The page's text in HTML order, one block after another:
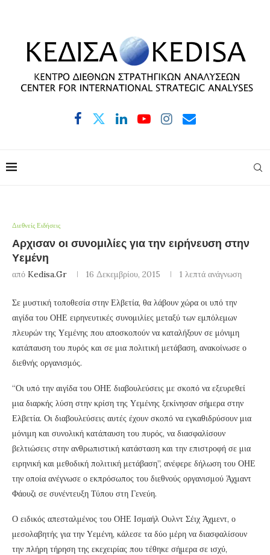
Διεθνείς Ειδήσεις
Αρχισαν οι συνομιλίες για την ειρήνευση στην
Υεμένη
από Kedisa.gr 16 Δεκεμβρίου, 2015 1 λεπτά ανάγνωση
Σε μυστική τοποθεσία στην Ελβετία, θα λάβουν χώρα οι υπό την
αιγίδα του ΟΗΕ ειρηνευτικές συνομιλίες μεταξύ των εμπόλεμων
πλευρών της Υεμένης που αποσκοπούν να καταλήξουν σε μόνιμη
κατάπαυση του πυρός και σε μια πολιτική μετάβαση, ανακοίνωσε ο
διεθνής οργανισμός.
“Οι υπό την αιγίδα του ΟΗΕ διαβουλεύσεις με σκοπό να εξευρεθεί
μια διαρκής λύση στην κρίση της Υεμένης ξεκίνησαν σήμερα στην
Ελβετία. Οι διαβουλεύσεις αυτές έχουν σκοπό να εγκαθιδρύσουν μια
μόνιμη και συνολική κατάπαυση του πυρός, να διασφαλίσουν
βελτιώσεις στην ανθρωπιστική κατάσταση και την επιστροφή σε μια
ειρηνική και μεθοδική πολιτική μετάβαση”, ανέφερε δήλωση του ΟΗΕ
την οποία ανέγνωσε ο εκπρόσωπος του διεθνούς οργανισμού Άχμαντ
Φάουζι σε συνέντευξη Τύπου στη Γενεύη.
Ο ειδικός απεσταλμένος του ΟΗΕ Ισμαήλ Ουλντ Σέιχ Άχμεντ, ο
μεσολαβητής για την Υεμένη, κάλεσε τα δύο μέρη να διασφαλίσουν
την πλήρη τήρηση της εκεχειρίας που τέθηκε σήμερα σε ισχύ,